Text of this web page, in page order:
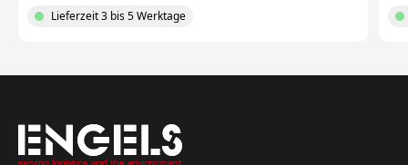
Lieferzeit 3 bis 5 Werktage
a Quote